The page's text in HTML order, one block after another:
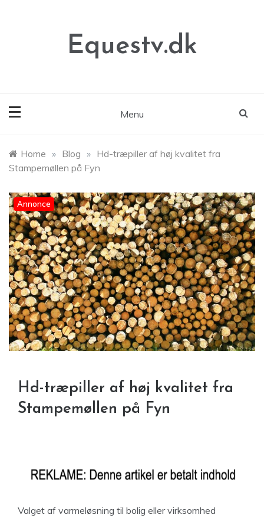
Equestv.dk
Menu
Home » Blog » Hd-træpiller af høj kvalitet fra
Stampemøllen på Fyn
Annonce
Hd-træpiller af høj kvalitet fra
Stampemøllen på Fyn
Valget af varmeløsning til bolig eller virksomhed